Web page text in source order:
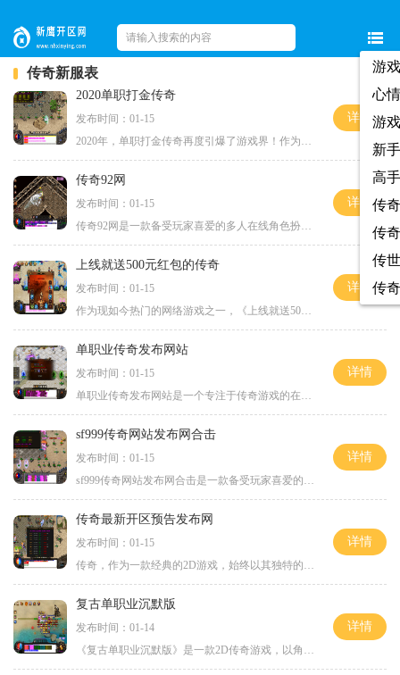
游
心
游
新
高
传
传
传
传
传奇新服表
2020单职打金传奇
发布时间：01-15
2020年，单职打金传奇再度引爆了游戏界！作为一款十分具有特色的游戏，它的独特玩法和精美的画面吸引着众多玩家。在这款游戏中，我们将介绍它的具体玩法以及一些值得注意的特点
详情
传奇92网
发布时间：01-15
传奇92网是一款备受玩家喜爱的多人在线角色扮演游戏。它于2012年推出，至今已有超过九年的历史。游戏中有着丰富多样的职业选择、精彩刺激的战斗体验以及各种有趣的活动，深受广
详情
上线就送500元红包的传奇
发布时间：01-15
作为现如今热门的网络游戏之一，《上线就送500元红包的传奇》吸引了众多玩家的关注。这款游戏不仅有精美的画面和丰富的游戏内容，还给玩家提供了丰厚的奖励，让玩家乐享红包的
详情
单职业传奇发布网站
发布时间：01-15
单职业传奇发布网站是一个专注于传奇游戏的在线平台，为玩家提供了一个舒适和友好的游戏环境。传奇游戏作为网络游戏的经典之一，一直受到了广大玩家的喜爱。而单职业传奇发布
详情
sf999传奇网站发布网合击
发布时间：01-15
sf999传奇网站发布网合击是一款备受玩家喜爱的传奇类游戏。在这个游戏中，玩家将进入一个魔幻的游戏世界，体验到刺激的战斗和无尽的冒险。让我们来了解一下sf999传奇网站发布网合
详情
传奇最新开区预告发布网
发布时间：01-15
传奇，作为一款经典的2D游戏，始终以其独特的魅力吸引着众多玩家的关注。作为一款传奇游戏，它以角色扮演为主题，将玩家带入一个充满冒险和挑战的虚拟世界中。万人在线，是传奇
详情
复古单职业沉默版
发布时间：01-14
《复古单职业沉默版》是一款2D传奇游戏，以角色扮演为核心，让玩家在这个纷繁复杂的游戏世界中体验刺激的冒险和成长。它具有万人在线的特点，玩家之间可以进行多种互动，感受到
详情